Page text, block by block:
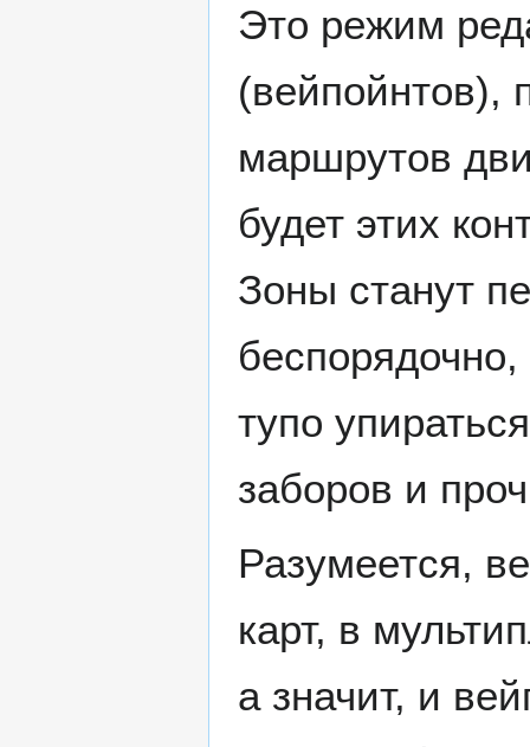
Это режим
(вейпойнтов),
маршрутов
будет этих
Зоны станут
тупо
заборов и
Разумеется,
карт, в
а значит, и